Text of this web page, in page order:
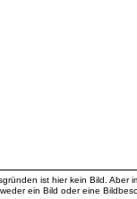
ist hier kein Bild. Aber
ein Bild oder eine